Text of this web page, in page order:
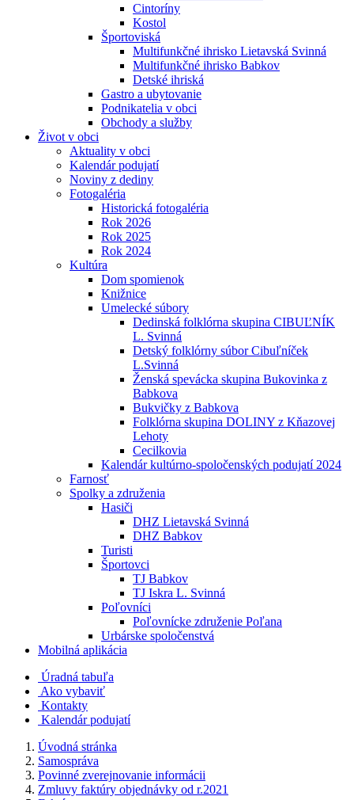
Cintoríny
Kostol
Športoviská
Multifunkčné ihrisko Lietavská Svinná
Multifunkčné ihrisko Babkov
Detské ihriská
Gastro a ubytovanie
Podnikatelia v obci
Obchody a služby
Život v obci
Aktuality v obci
Kalendár podujatí
Noviny z dediny
Fotogaléria
Historická fotogaléria
Rok 2026
Rok 2025
Rok 2024
Kultúra
Dom spomienok
Knižnice
Umelecké súbory
Dedinská folklórna skupina CIBUĽNÍK
L. Svinná
Detský folklórny súbor Cibuľníček
L.Svinná
Ženská spevácka skupina Bukovinka z
Babkova
Bukvičky z Babkova
Folklórna skupina DOLINY z Kňazovej
Lehoty
Cecilkovia
Kalendár kultúrno-spoločenských podujatí 2024
Farnosť
Spolky a združenia
Hasiči
DHZ Lietavská Svinná
DHZ Babkov
Turisti
Športovci
TJ Babkov
TJ Iskra L. Svinná
Poľovníci
Poľovnícke združenie Poľana
Urbárske spoločenstvá
Mobilná aplikácia
Úradná tabuľa
Ako vybaviť
Kontakty
Kalendár podujatí
Úvodná stránka
Samospráva
Povinné zverejnovanie informácii
Zmluvy faktúry objednávky od r.2021